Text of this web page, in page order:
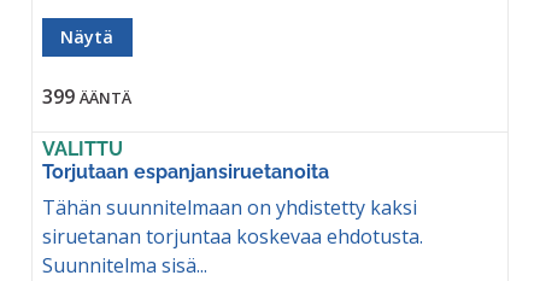
Näytä
399 ÄÄNTÄ
VALITTU
Torjutaan espanjansiruetanoita
Tähän suunnitelmaan on yhdistetty kaksi
siruetanan torjuntaa koskevaa ehdotusta.
Suunnitelma sisä...